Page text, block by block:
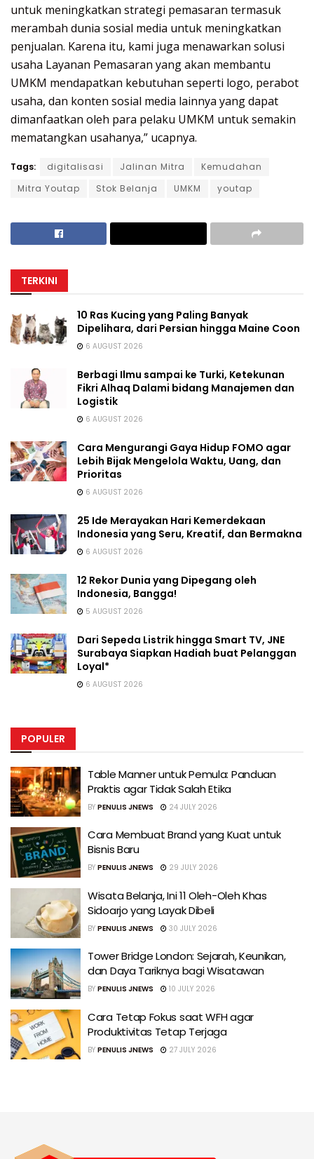
untuk meningkatkan strategi pemasaran termasuk
merambah dunia sosial media untuk meningkatkan
penjualan. Karena itu, kami juga menawarkan solusi
usaha Layanan Pemasaran yang akan membantu
UMKM mendapatkan kebutuhan seperti logo, perabot
usaha, dan konten sosial media lainnya yang dapat
dimanfaatkan oleh para pelaku UMKM untuk semakin
mematangkan usahanya,” ucapnya.
Tags: digitalisasi Jalinan Mitra
Kemudahan
Mitra Youtap
Stok Belanja UMKM youtap
TERKINI
10 Ras Kucing yang Paling Banyak
Dipelihara, dari Persian hingga Maine Coon
6 AUGUST 2026
Berbagi Ilmu sampai ke Turki, Ketekunan
Fikri Alhaq Dalami bidang Manajemen dan
Logistik
6 AUGUST 2026
Cara Mengurangi Gaya Hidup FOMO agar
Lebih Bijak Mengelola Waktu, Uang, dan
Prioritas
6 AUGUST 2026
25 Ide Merayakan Hari Kemerdekaan
Indonesia yang Seru, Kreatif, dan Bermakna
6 AUGUST 2026
12 Rekor Dunia yang Dipegang oleh
Indonesia, Bangga!
5 AUGUST 2026
Dari Sepeda Listrik hingga Smart TV, JNE
Surabaya Siapkan Hadiah buat Pelanggan
Loyal*
6 AUGUST 2026
POPULER
Table Manner untuk Pemula: Panduan
Praktis agar Tidak Salah Etika
BY PENULIS JNEWS 24 JULY 2026
Cara Membuat Brand yang Kuat untuk
Bisnis Baru
BY PENULIS JNEWS 29 JULY 2026
Wisata Belanja, Ini 11 Oleh-Oleh Khas
Sidoarjo yang Layak Dibeli
BY PENULIS JNEWS 30 JULY 2026
Tower Bridge London: Sejarah, Keunikan,
dan Daya Tariknya bagi Wisatawan
BY PENULIS JNEWS 10 JULY 2026
Cara Tetap Fokus saat WFH agar
Produktivitas Tetap Terjaga
BY PENULIS JNEWS 27 JULY 2026